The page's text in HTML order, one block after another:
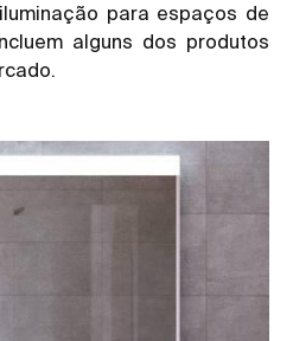
para espaços de
alguns dos produtos